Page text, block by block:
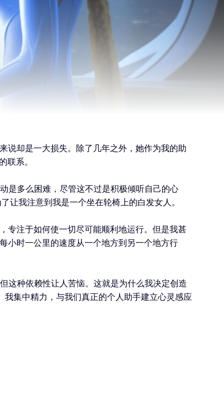
说却是一大损失。除了几年之外，她作为我的助
联系。
是多么困难，尽管这不过是积极倾听自己的心
让我注意到我是一个坐在轮椅上的白发女人。
专注于如何使一切尽可能顺利地运行。但是我甚
小时一公里的速度从一个地方到另一个地方行
这种依赖性让人苦恼。这就是为什么我决定创造
集中精力，与我们真正的个人助手建立心灵感应